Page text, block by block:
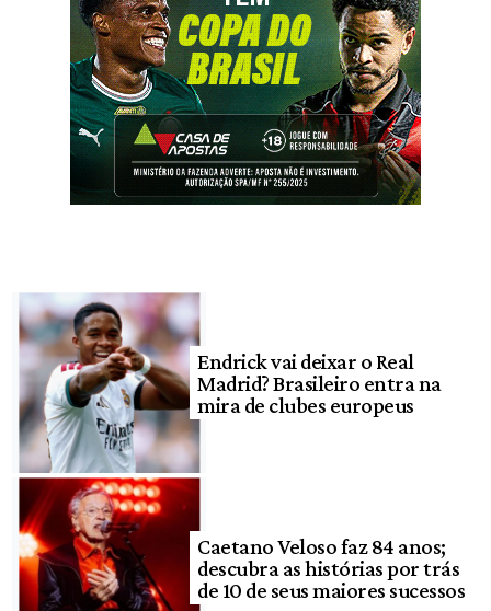
Endrick vai deixar o Real
Madrid? Brasileiro entra na
mira de clubes europeus
Caetano Veloso faz 84 anos;
descubra as histórias por trás
de 10 de seus maiores sucessos